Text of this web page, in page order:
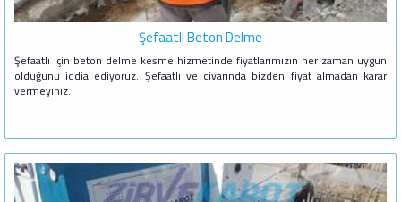
Şefaatli Beton Delme
Şefaatlı için beton delme kesme hizmetinde fiyatlarımızın her zaman uygun
olduğunu iddia ediyoruz. Şefaatlı ve civarında bizden fiyat almadan karar
vermeyiniz.